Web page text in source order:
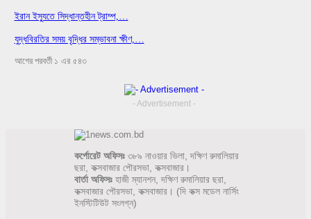
ইরান ইস্যুতে সিদ্ধান্তহীন ট্রাম্প,…
যুদ্ধবিরতির সময় বৃদ্ধির সম্ভাবনা ক্ষীণ,…
আগের পরবর্তী ১ এর ৫৪৩
- Advertisement -
কর্পোরেট অফিসঃ৩৮৯ নাওয়ার ভিলা, দক্ষিণ রুমালিয়ার
ছরা, কক্সবাজার পৌরসভা, কক্সবাজার।
বার্তা অফিসঃ হাজী ম্যানশন, দক্ষিণ রুমালিয়ার ছরা,
কক্সবাজার পৌরসভা, কক্সবাজার। (দি কক্স মডেল নার্সিং
ইনস্টিটিউট সংলগ্ন)